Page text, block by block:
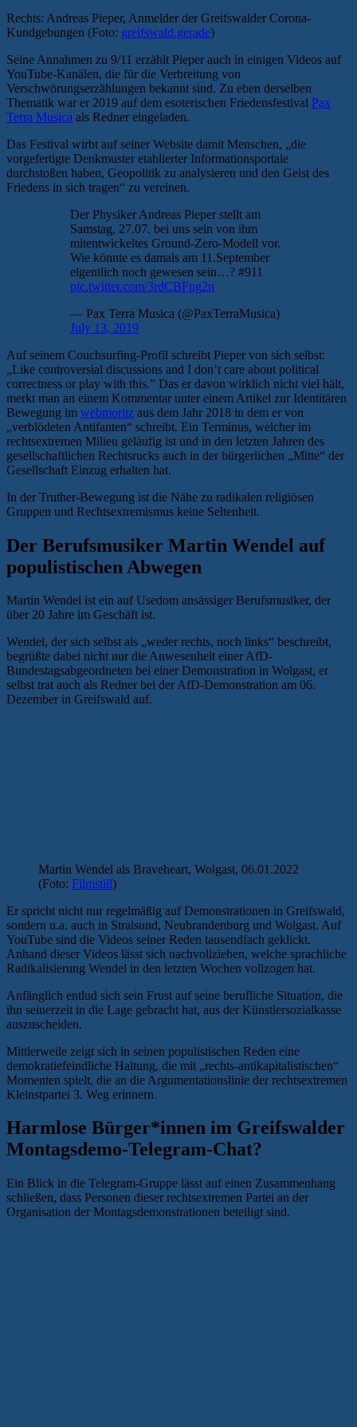
Rechts: Andreas Pieper, Anmelder der Greifswalder Corona-
Kundgebungen (Foto: greifswald.gerade)
Seine Annahmen zu 9/11 erzählt Pieper auch in einigen Videos auf
YouTube-Kanälen, die für die Verbreitung von
Verschwörungserzählungen bekannt sind. Zu eben derselben
Thematik war er 2019 auf dem esoterischen Friedensfestival Pax
Terra Musica als Redner eingeladen.
Das Festival wirbt auf seiner Website damit Menschen, „die
vorgefertigte Denkmuster etablierter Informationsportale
durchstoßen haben, Geopolitik zu analysieren und den Geist des
Friedens in sich tragen“ zu vereinen.
Der Physiker Andreas Pieper stellt am
Samstag, 27.07. bei uns sein von ihm
mitentwickeltes Ground-Zero-Modell vor.
Wie könnte es damals am 11.September
eigentlich noch gewesen sein…? #911
pic.twitter.com/3rdCBFpg2n
— Pax Terra Musica (@PaxTerraMusica)
July 13, 2019
Auf seinem Couchsurfing-Profil schreibt Pieper von sich selbst:
„Like controversial discussions and I don’t care about political
correctness or play with this.” Das er davon wirklich nicht viel hält,
merkt man an einem Kommentar unter einem Artikel zur Identitären
Bewegung im webmoritz aus dem Jahr 2018 in dem er von
„verblödeten Antifanten“ schreibt. Ein Terminus, welcher im
rechtsextremen Milieu geläufig ist und in den letzten Jahren des
gesellschaftlichen Rechtsrucks auch in der bürgerlichen „Mitte“ der
Gesellschaft Einzug erhalten hat.
In der Truther-Bewegung ist die Nähe zu radikalen religiösen
Gruppen und Rechtsextremismus keine Seltenheit.
Der Berufsmusiker Martin Wendel auf
populistischen Abwegen
Martin Wendel ist ein auf Usedom ansässiger Berufsmusiker, der
über 20 Jahre im Geschäft ist.
Wendel, der sich selbst als „weder rechts, noch links“ beschreibt,
begrüßte dabei nicht nur die Anwesenheit einer AfD-
Bundestagsabgeordneten bei einer Demonstration in Wolgast, er
selbst trat auch als Redner bei der AfD-Demonstration am 06.
Dezember in Greifswald auf.
Martin Wendel als Braveheart, Wolgast, 06.01.2022
(Foto: Filmstill)
Er spricht nicht nur regelmäßig auf Demonstrationen in Greifswald,
sondern u.a. auch in Stralsund, Neubrandenburg und Wolgast. Auf
YouTube sind die Videos seiner Reden tausendfach geklickt.
Anhand dieser Videos lässt sich nachvollziehen, welche sprachliche
Radikalisierung Wendel in den letzten Wochen vollzogen hat.
Anfänglich entlud sich sein Frust auf seine berufliche Situation, die
ihn seinerzeit in die Lage gebracht hat, aus der Künstlersozialkasse
auszuscheiden.
Mittlerweile zeigt sich in seinen populistischen Reden eine
demokratiefeindliche Haltung, die mit „rechts-antikapitalistischen“
Momenten spielt, die an die Argumentationslinie der rechtsextremen
Kleinstpartei 3. Weg erinnern.
Harmlose Bürger*innen im Greifswalder
Montagsdemo-Telegram-Chat?
Ein Blick in die Telegram-Gruppe lässt auf einen Zusammenhang
schließen, dass Personen dieser rechtsextremen Partei an der
Organisation der Montagsdemonstrationen beteiligt sind.